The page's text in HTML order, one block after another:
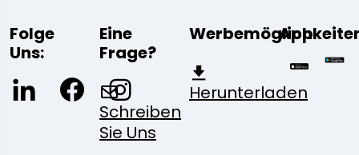
Folge
Uns:
Eine
Frage?
Schreiben
Sie Uns
Herunterladen
App